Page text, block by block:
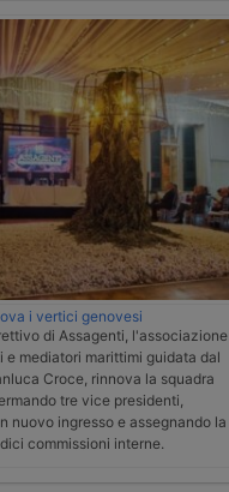
i vertici genovesi
di Assagenti, l'associazione
e mediatori marittimi guidata dal
Croce, rinnova la squadra
tre vice presidenti,
nuovo ingresso e assegnando la
commissioni interne.